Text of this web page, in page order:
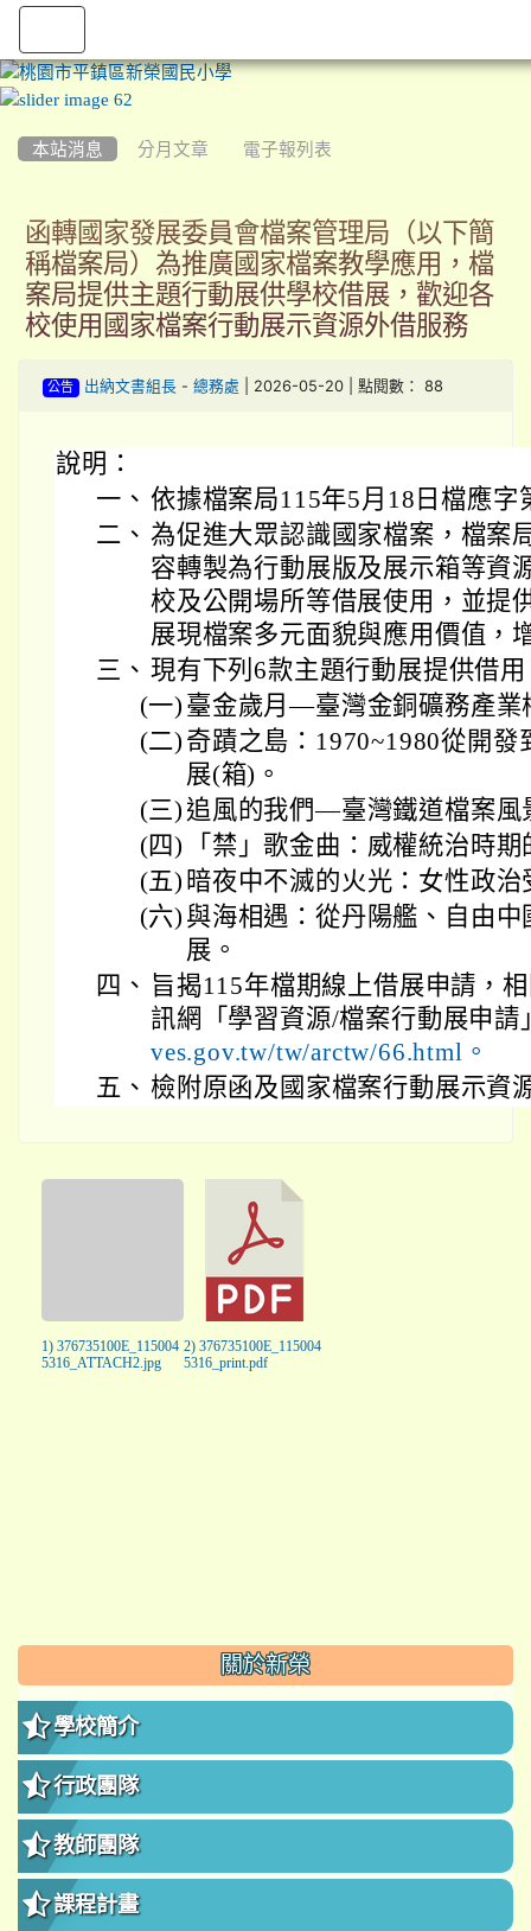
本站消息 分月文章 電子報列表
函轉國家發展委員會檔案管理局（以下簡
稱檔案局）為推廣國家檔案教學應用，檔
案局提供主題行動展供學校借展，歡迎各
校使用國家檔案行動展示資源外借服務
公告 出納文書組長- 總務處 | 2026-05-20 | 點閱數： 88
說明：
一、 依據檔案局115年5月18日檔應字
二、 為促進大眾認識國家檔案，檔案
容轉製為行動展版及展示箱等資
校及公開場所等借展使用，並提
展現檔案多元面貌與應用價值，
三、 現有下列6款主題行動展提供借
(一) 臺金歲月—臺灣金銅礦務產業
(二) 奇蹟之島：1970~1980從開
展(箱)。
(三) 追風的我們—臺灣鐵道檔案風
(四)
「禁」歌金曲：威權統治時
(五) 暗夜中不滅的火光：女性政
(六) 與海相遇：從丹陽艦、自由
展。
四、 旨揭115年檔期線上借展申請，
訊網「學習資源/檔案行動展申請
ves.gov.tw/tw/arctw/66.html。
五、 檢附原函及國家檔案行動展示資
1) 376735100E_115004
5316_ATTACH2.jpg
2) 376735100E_115004
5316_print.pdf
::: 關於新榮
學校簡介
行政團隊
教師團隊
課程計畫